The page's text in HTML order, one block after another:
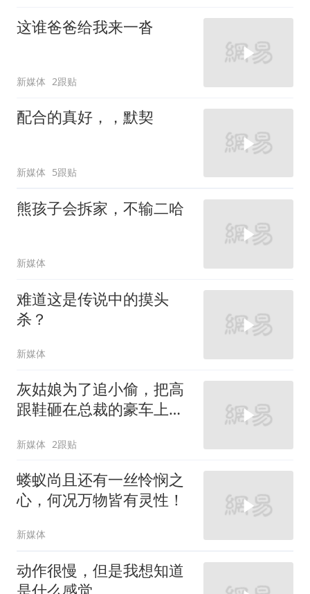
这谁爸爸给我来一沓
新媒体 2跟贴
配合的真好，，默契
新媒体 5跟贴
熊孩子会拆家，不输二哈
新媒体
难道这是传说中的摸头
杀？
新媒体
灰姑娘为了追小偷，把高
跟鞋砸在总裁的豪车上，
新媒体 2跟贴
蝼蚁尚且还有一丝怜悯之
心，何况万物皆有灵性！
新媒体
动作很慢，但是我想知道